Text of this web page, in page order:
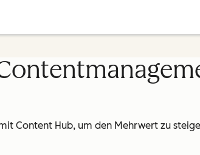
Content Hub, um den Mehrwert zu